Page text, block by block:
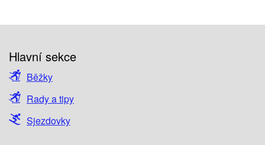
Hlavní sekce
Běžky
Rady a tipy
Sjezdovky